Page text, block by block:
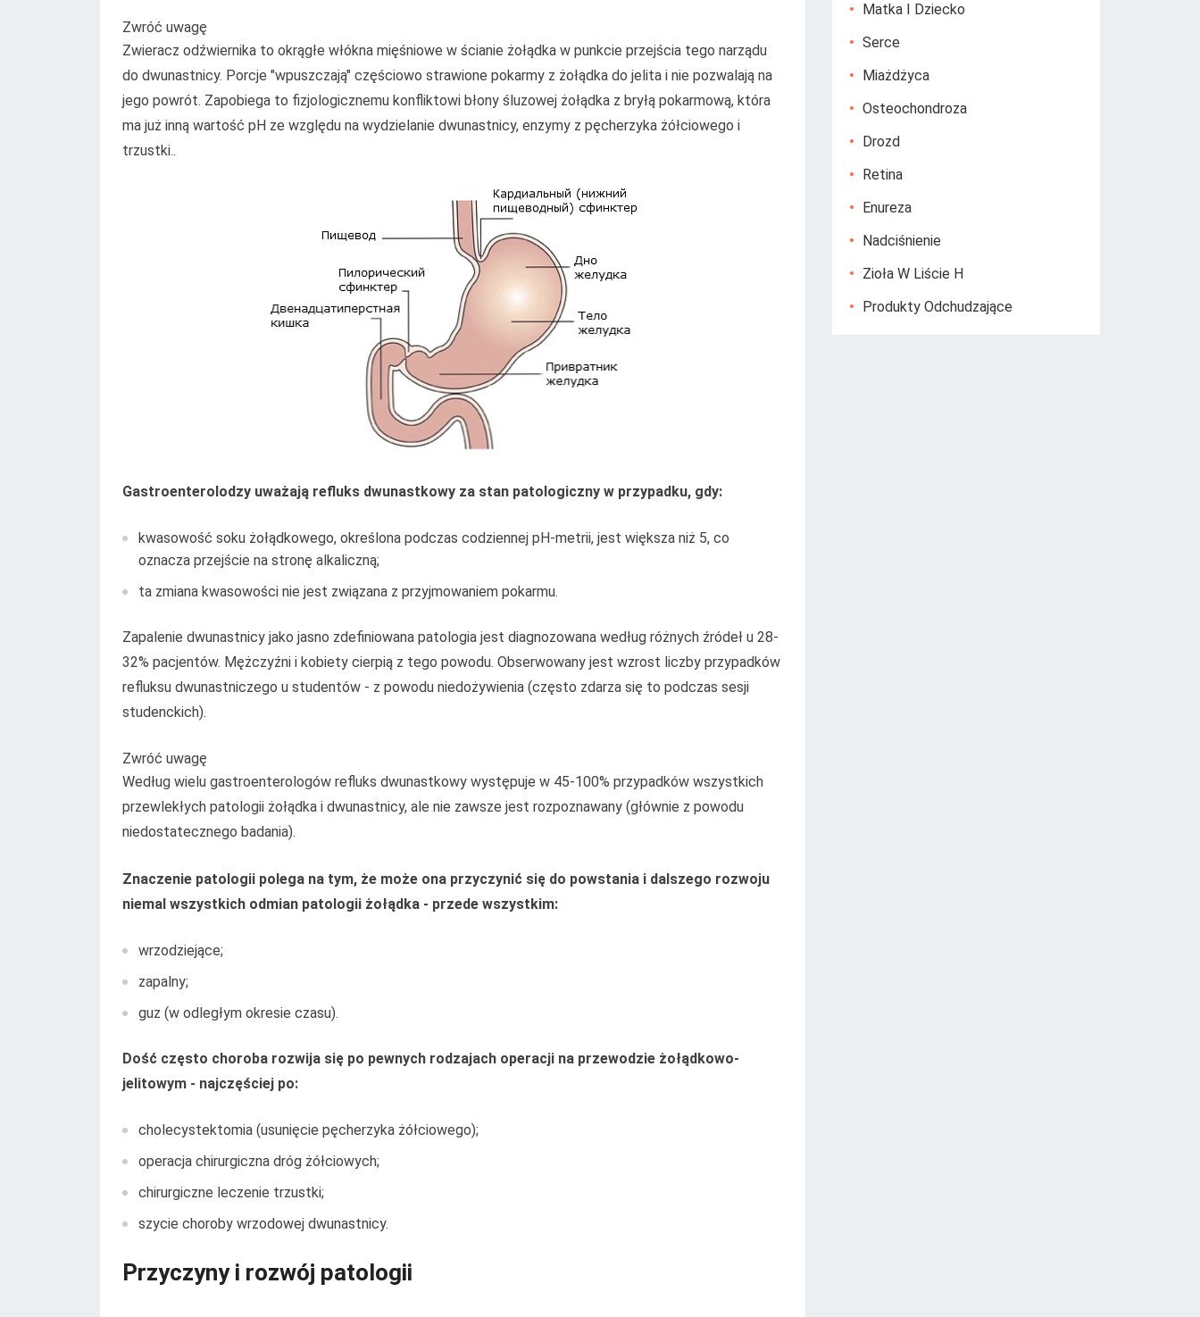
Zwróć uwagę
Zwieracz odźwiernika to okrągłe włókna mięśniowe w ścianie żołądka w punkcie przejścia tego narządu
do dwunastnicy. Porcje "wpuszczają" częściowo strawione pokarmy z żołądka do jelita i nie pozwalają na
jego powrót. Zapobiega to fizjologicznemu konfliktowi błony śluzowej żołądka z bryłą pokarmową, która
ma już inną wartość pH ze względu na wydzielanie dwunastnicy, enzymy z pęcherzyka żółciowego i
trzustki..
Gastroenterolodzy uważają refluks dwunastkowy za stan patologiczny w przypadku, gdy:
kwasowość soku żołądkowego, określona podczas codziennej pH-metrii, jest większa niż 5, co
oznacza przejście na stronę alkaliczną;
ta zmiana kwasowości nie jest związana z przyjmowaniem pokarmu.
Zapalenie dwunastnicy jako jasno zdefiniowana patologia jest diagnozowana według różnych źródeł u 28-
32% pacjentów. Mężczyźni i kobiety cierpią z tego powodu. Obserwowany jest wzrost liczby przypadków
refluksu dwunastniczego u studentów - z powodu niedożywienia (często zdarza się to podczas sesji
studenckich).
Zwróć uwagę
Według wielu gastroenterologów refluks dwunastkowy występuje w 45-100% przypadków wszystkich
przewlekłych patologii żołądka i dwunastnicy, ale nie zawsze jest rozpoznawany (głównie z powodu
niedostatecznego badania).
Znaczenie patologii polega na tym, że może ona przyczynić się do powstania i dalszego rozwoju
niemal wszystkich odmian patologii żołądka - przede wszystkim:
wrzodziejące;
zapalny;
guz (w odległym okresie czasu).
Dość często choroba rozwija się po pewnych rodzajach operacji na przewodzie żołądkowo-
jelitowym - najczęściej po:
cholecystektomia (usunięcie pęcherzyka żółciowego);
operacja chirurgiczna dróg żółciowych;
chirurgiczne leczenie trzustki;
szycie choroby wrzodowej dwunastnicy.
Przyczyny i rozwój patologii
Matka I Dziecko
Serce
Miażdżyca
Osteochondroza
Drozd
Retina
Enureza
Nadciśnienie
Zioła W Liście H
Produkty Odchudzające